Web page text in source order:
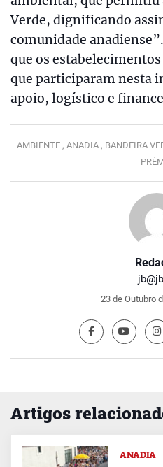
23 de Outubro
Verde, dignificando
comunidade
que os
que participaram nesta
apoio, logístico e
AMBIENTE , ANADIA , BANDEIRA
Artigos
ANADIA